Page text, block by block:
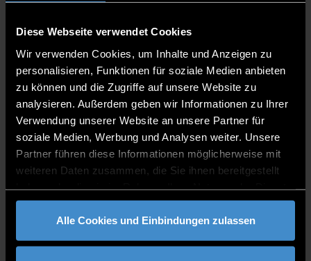
Diese Webseite verwendet Cookies
Wir verwenden Cookies, um Inhalte und Anzeigen zu
personalisieren, Funktionen für soziale Medien anbieten
zu können und die Zugriffe auf unsere Website zu
analysieren. Außerdem geben wir Informationen zu Ihrer
Verwendung unserer Website an unsere Partner für
soziale Medien, Werbung und Analysen weiter. Unsere
Partner führen diese Informationen möglicherweise mit
weiteren Daten zusammen, die Sie ihnen bereitgestellt
gesammelt haben.
Alle Cookies und Einbindungen zulassen
Service Centre Studies
Career Service / Cooperative Studies
Head of the Division
B 219
0991/3615-404
0991/3615-292